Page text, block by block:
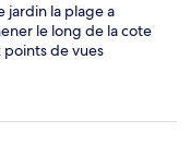
jardin la plage a
le long de la cote
points de vues